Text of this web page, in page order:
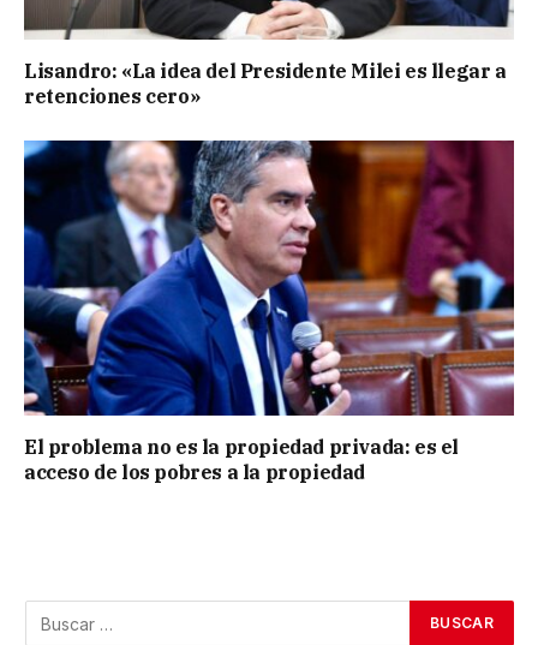
Lisandro: «La idea del Presidente Milei es llegar a
retenciones cero»
El problema no es la propiedad privada: es el
acceso de los pobres a la propiedad